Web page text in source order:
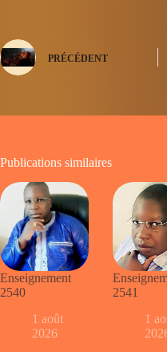
PRÉCÉDENT
Publications similaires
Enseignement
2540
1 août
2026
2541
1